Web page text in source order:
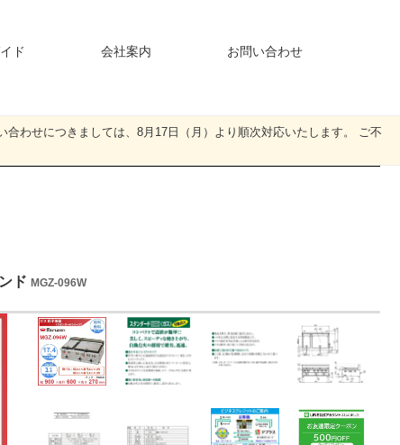
ド 会社案内 お問い合わせ
わせにつきましては、8月17日（月）より順次対応いたします。 ご不
ド MGZ-096W